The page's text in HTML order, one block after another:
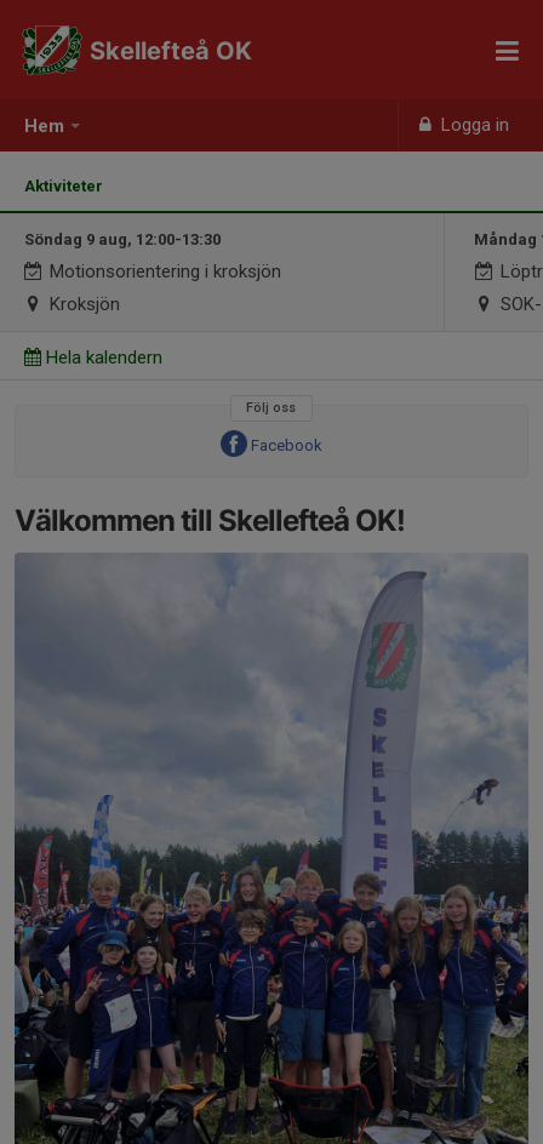
Hem Logga in
Skellefteå OK
Aktiviteter
Söndag 9 aug, 12:00-13:30
Motionsorientering i kroksjön
Kroksjön
Måndag
Hela kalendern
Följ oss
Facebook
Välkommen till Skellefteå OK!